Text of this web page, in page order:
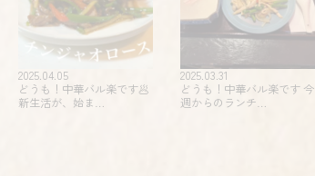
2025.04.05
どうも！中華バル楽です🥟
新生活が、始ま…
2025.03.31
どうも！中華バル楽です 今
週からのランチ…